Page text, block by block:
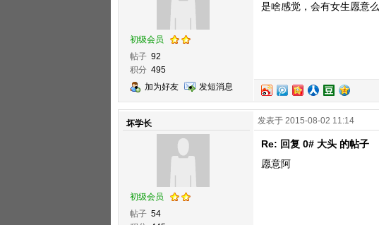
初级会员
帖子 92
积分 495
加为好友
发短消息
是啥感觉，会有女生愿意么
坏学长
初级会员
帖子 54
发表于 2015-08-02 11:14
Re: 回复 0# 大头 的帖子
愿意阿